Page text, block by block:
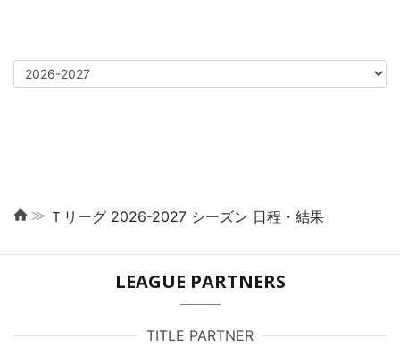
≫ Ｔリーグ 2026-2027 シーズン 日程・結果
LEAGUE PARTNERS
TITLE PARTNER